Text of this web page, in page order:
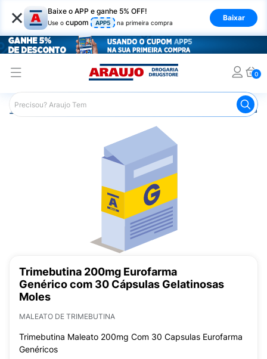
× Baixe o APP e ganhe 5% OFF!
Use o cupom APP5 na primeira compra
Baixar
0
Araujo Medicamentos Remédio para o Estômago e
Trimebutina 200mg Eurofarma
Genérico com 30 Cápsulas Gelatinosas
Moles
MALEATO DE TRIMEBUTINA
Trimebutina Maleato 200mg Com 30 Capsulas Eurofarma
Genéricos